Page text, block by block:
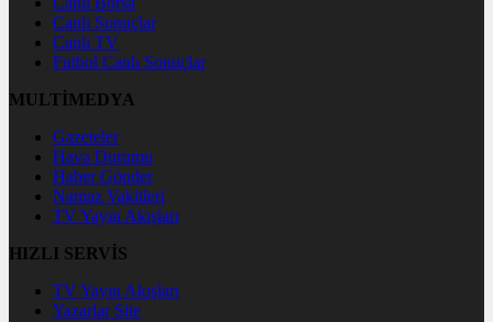
Canlı Sonuçlar
Canlı TV
Futbol Canlı Sonuçlar
MULTİMEDYA
Gazeteler
Hava Durumu
Haber Gönder
Namaz Vakitleri
TV Yayın Akışları
HIZLI SERVİS
TV Yayın Akışları
Yazarlar Site